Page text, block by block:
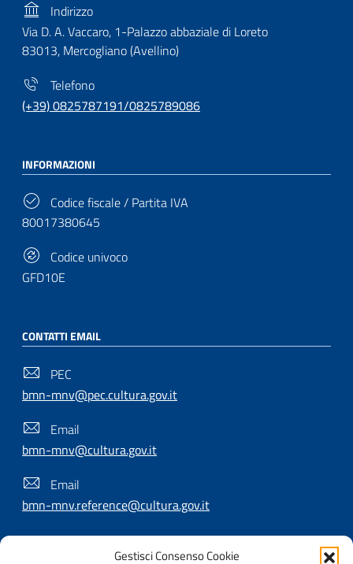
Gestisci Consenso Cookie
Indirizzo
Via D. A. Vaccaro, 1-Palazzo abbaziale di Loreto
83013, Mercogliano (Avellino)
Telefono
(+39) 0825787191/0825789086
INFORMAZIONI
Codice fiscale / Partita IVA
80017380645
Codice univoco
GFD10E
CONTATTI EMAIL
PEC
bmn-mnv@pec.cultura.gov.it
Email
bmn-mnv@cultura.gov.it
Email
bmn-mnv.reference@cultura.gov.it